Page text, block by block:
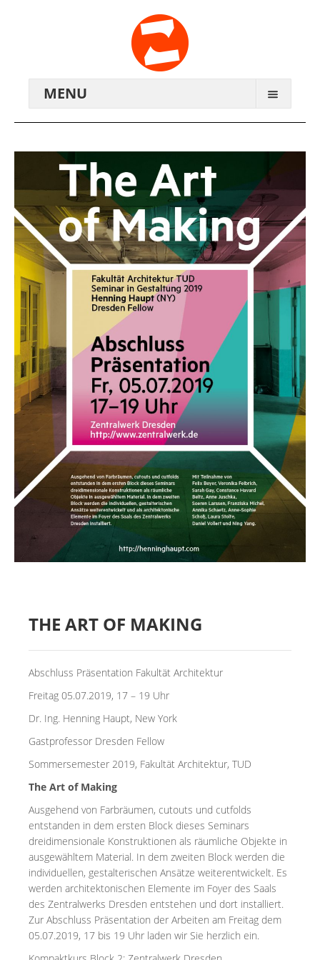
MENU
ARCHIV
WIR ÜBER UNS
ANREISE
KONTAKTE
ZENTRALWERK E.V.
GENOSSENSCHAFT
DER ORT UND SEINE GESCHICHTE
UNSER POLITISCHES SELBSTVERSTÄNDNIS
NACHHALTIGKEIT UND KLIMASCHUTZ
WE ARE MEMBERS OF TRANS EUROPE HALLES
BAUTAGEBUCH
VERMIETUNG
UNTERSTÜTZEN
THE ART OF MAKING
Abschluss Präsentation Fakultät Architektur
Freitag 05.07.2019, 17 – 19 Uhr
Dr. Ing. Henning Haupt, New York
Gastprofessor Dresden Fellow
Sommersemester 2019, Fakultät Architektur, TUD
The Art of Making
Ausgehend von Farbräumen, cutouts und cutfolds
entstanden in dem ersten Block dieses Seminars
dreidimensionale Konstruktionen als räumliche Objekte in
ausgewähltem Material. In dem zweiten Block werden die
individuellen, gestalterischen Ansätze weiterentwickelt. Es
werden architektonischen Elemente im Foyer des Saals
des Zentralwerks Dresden entstehen und dort installiert.
Zur Abschluss Präsentation der Arbeiten am Freitag dem
05.07.2019, 17 bis 19 Uhr laden wir Sie herzlich ein.